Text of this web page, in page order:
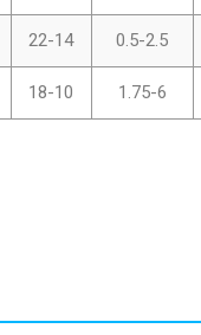
22-14 0.5-2.5
18-10 1.75-6